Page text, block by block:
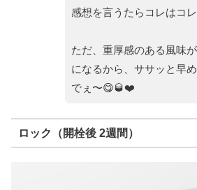
感想を言うたらコレはコレ
ただ、重厚感のある風味
になるから、ササッと早
でぇ〜😋🥃❤️
ロック（開栓後 2週間）